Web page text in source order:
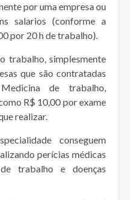
por uma empresa ou
salarios (conforme a
por 20 h de trabalho).
trabalho, simplesmente
que são contratadas
de trabalho,
R$ 10,00 por exame
realizar.
conseguem
perícias médicas
trabalho e doenças